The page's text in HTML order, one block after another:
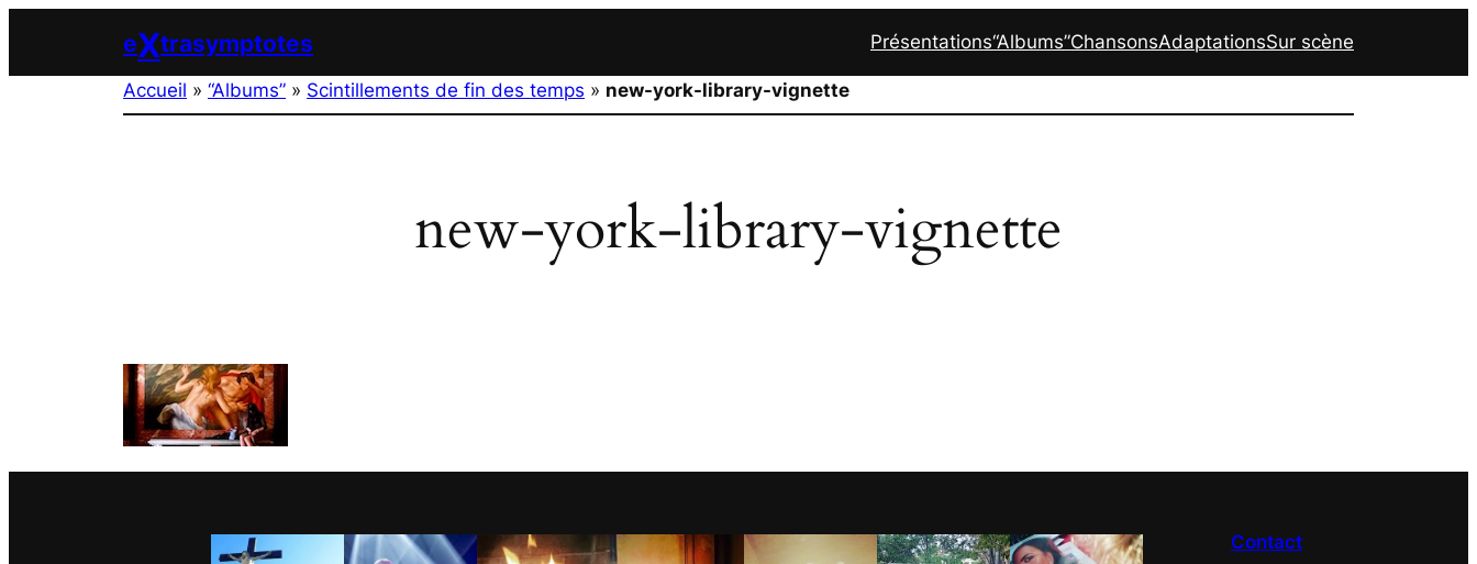
contenu
eXtrasymptotes Présentations“Albums”ChansonsAdaptationsSur scène
Accueil » “Albums” » Scintillements de fin des temps » new-york-library-vignette
new-york-library-vignette
Contact